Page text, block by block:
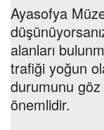
Ayasofya
alanları
trafiği yoğun
durumunu göz
önemlidir.